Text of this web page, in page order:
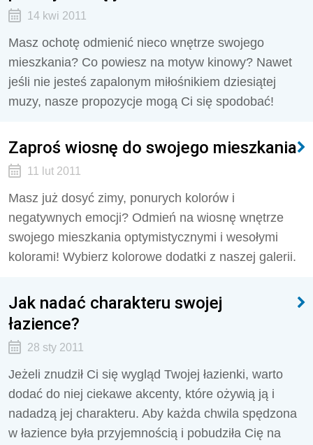
14 kwi 2011
Masz ochotę odmienić nieco wnętrze swojego
mieszkania? Co powiesz na motyw kinowy? Nawet
jeśli nie jesteś zapalonym miłośnikiem dziesiątej
muzy, nasze propozycje mogą Ci się spodobać!
Zaproś wiosnę do swojego mieszkania
11 lut 2011
Masz już dosyć zimy, ponurych kolorów i
negatywnych emocji? Odmień na wiosnę wnętrze
swojego mieszkania optymistycznymi i wesołymi
kolorami! Wybierz kolorowe dodatki z naszej galerii.
Jak nadać charakteru swojej
łazience?
28 sty 2011
Jeżeli znudził Ci się wygląd Twojej łazienki, warto
dodać do niej ciekawe akcenty, które ożywią ją i
nadadzą jej charakteru. Aby każda chwila spędzona
w łazience była przyjemnością i pobudziła Cię na